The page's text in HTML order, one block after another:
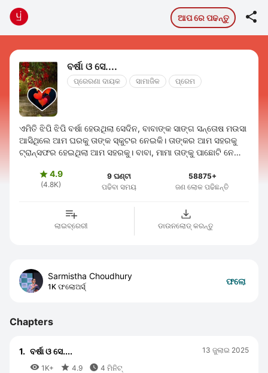
ଆପ ରେ ପଢନ୍ତୁ 
ବର୍ଷା ଓ ସେ....
ପ୍ରେରଣା ଦାୟକ ସାମାଜିକ ପ୍ରେମ
ଏମିତି ଝିପି ଝିପି ବର୍ଷା ହେଉଥିଲା ସେଦିନ, ବାବାଙ୍କ ସାଙ୍ଗ ସନ୍ତୋଷ ମଉସା
ଆସିଥିଲେ ଆମ ଘରକୁ ତାଙ୍କ ସ୍କୁଟର ନେଇକି। ତାଙ୍କର ଆମ ସହରକୁ
ଟ୍ରାନ୍ସଫର ହେଇଥିଲା ଆମ ସହରକୁ। ବାବା, ମାମା ତାଙ୍କୁ ପାଛୋଟି ନେଲେ
4.9
(4.8K)
9 ଘଣ୍ଟା
ପଢିବା ସମୟ
58875+
ଜଣ ଲୋକ ପଢିଛନ୍ତି
ଲାଇବ୍ରେରୀ ଡାଉନଲୋଡ୍ କରନ୍ତୁ
Sarmistha Choudhury
1K ଫଲୋଅର୍ସ୍
ଫଲୋ
Chapters
1. ବର୍ଷା ଓ ସେ....
 1K+  4.9  4 ମିନିଟ୍
13 ଜୁଲାଇ 2025